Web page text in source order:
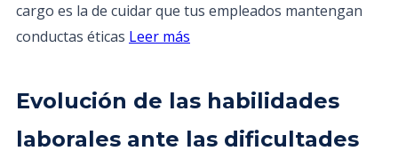
cargo es la de cuidar que tus empleados mantengan
conductas éticas Leer más
Evolución de las habilidades
laborales ante las dificultades